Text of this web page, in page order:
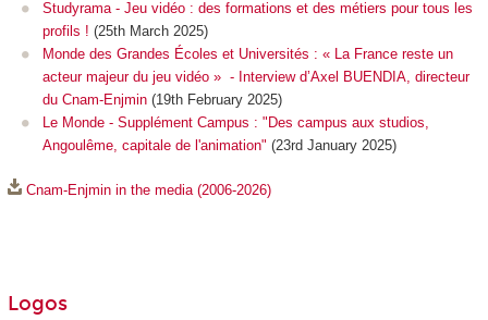
Studyrama - Jeu vidéo : des formations et des métiers pour tous les
profils ! (25th March 2025)
Monde des Grandes Écoles et Universités : « La France reste un
acteur majeur du jeu vidéo » - Interview d’Axel BUENDIA, directeur
du Cnam-Enjmin (19th February 2025)
Le Monde - Supplément Campus : "Des campus aux studios,
Angoulême, capitale de l'animation" (23rd January 2025)
Cnam-Enjmin in the media (2006-2026)
Logos